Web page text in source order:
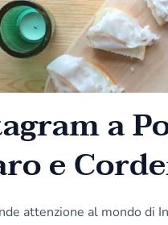
a
e
attenzione al mondo di